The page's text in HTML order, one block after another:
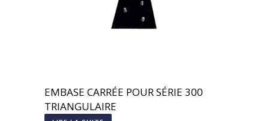
EMBASE CARRÉE POUR SÉRIE 300
TRIANGULAIRE